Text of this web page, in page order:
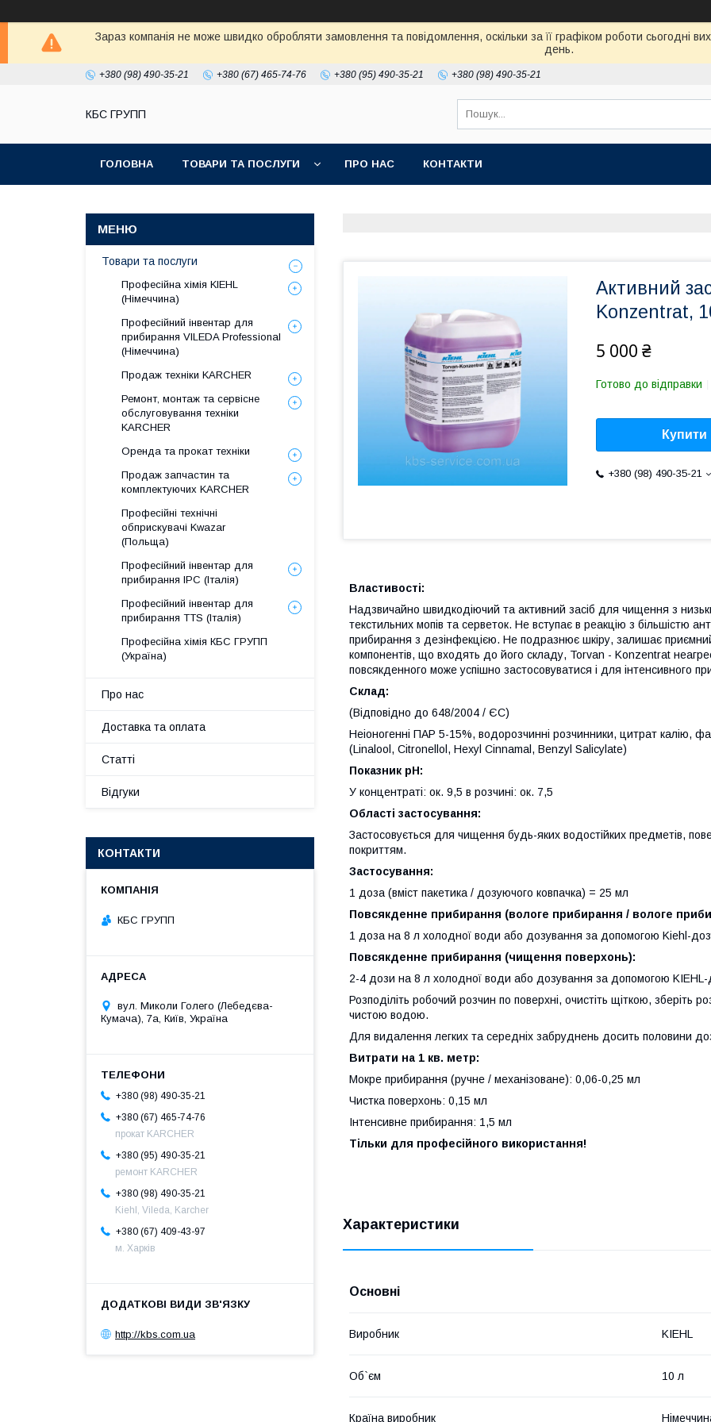
Зараз компанія не може швидко обробляти замовлення та повідомлення, оскільки за її графіком роботи сьогодні
день.
+380 (98) 490-35-21 +380 (67) 465-74-76 +380 (95) 490-35-21 +380 (98) 490-35-21
КБС ГРУПП
ГОЛОВНА ТОВАРИ ТА ПОСЛУГИ ПРО НАС КОНТАКТИ
Активний
Konzentrat,
5 000 ₴
Готово до відправки
Купити
+380 (98) 490-35-21
Властивості:
Надзвичайно швидкодіючий та активний засіб для чищення з
текстильних мопів та серветок. Не вступає в реакцію з більшістю
прибирання з дезінфекцією. Не подразнює шкіру, залишає
компонентів, що входять до його складу, Torvan - Konzentrat
повсякденного може успішно застосовуватися і для інтенсивного
Склад:
(Відповідно до 648/2004 / ЄС)
Неіоногенні ПАР 5-15%, водорозчинні розчинники, цитрат калію,
(Linalool, Citronellol, Hexyl Cinnamal, Benzyl Salicylate)
Показник pH:
У концентраті: ок. 9,5 в розчині: ок. 7,5
Області застосування:
Застосовується для чищення будь-яких водостійких предметів,
покриттям.
Застосування:
1 доза (вміст пакетика / дозуючого ковпачка) = 25 мл
Повсякденне прибирання (вологе прибирання / вологе
1 доза на 8 л холодної води або дозування за допомогою Kiehl-
Повсякденне прибирання (чищення поверхонь):
2-4 дози на 8 л холодної води або дозування за допомогою
Розподіліть робочий розчин по поверхні, очистіть щіткою,
чистою водою.
Для видалення легких та середніх забруднень досить половини
Витрати на 1 кв. метр:
Мокре прибирання (ручне / механізоване): 0,06-0,25 мл
Чистка поверхонь: 0,15 мл
Інтенсивне прибирання: 1,5 мл
Тільки для професійного використання!
Характеристики
Основні
Виробник KIEHL
Об`єм 10 л
Країна виробник
Товари та послуги
Професійна хімія KIEHL
(Німеччина)
Професійний інвентар для
прибирання VILEDA Professional
(Німеччина)
Продаж техніки KARCHER
Ремонт, монтаж та сервісне
обслуговування техніки
KARCHER
Оренда та прокат техніки
Продаж запчастин та
комплектуючих KARCHER
Професійні технічні
обприскувачі Kwazar
(Польща)
Професійний інвентар для
прибирання IPC (Італія)
Професійний інвентар для
прибирання TTS (Італія)
Професійна хімія КБС ГРУПП
(Україна)
Про нас
Доставка та оплата
Статті
Відгуки
КОНТАКТИ
КБС ГРУПП
вул. Миколи Голего (Лебедєва-
Кумача), 7а, Київ, Україна
+380 (98) 490-35-21
+380 (67) 465-74-76
прокат KARCHER
+380 (95) 490-35-21
ремонт KARCHER
+380 (98) 490-35-21
Kiehl, Vileda, Karcher
+380 (67) 409-43-97
м. Харків
http://kbs.com.ua